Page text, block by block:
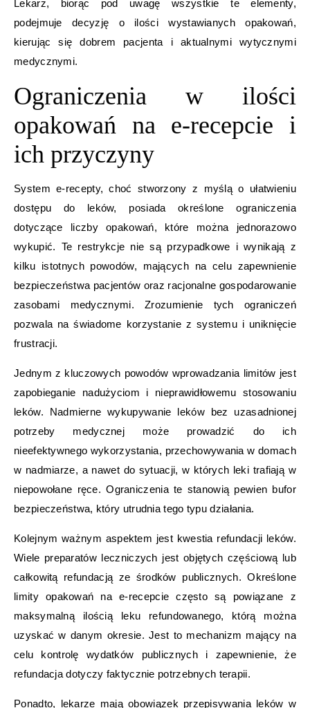
Lekarz, biorąc pod uwagę wszystkie te elementy,
podejmuje decyzję o ilości wystawianych opakowań,
kierując się dobrem pacjenta i aktualnymi wytycznymi
medycznymi.
Ograniczenia w ilości
opakowań na e-recepcie i
ich przyczyny
System e-recepty, choć stworzony z myślą o ułatwieniu
dostępu do leków, posiada określone ograniczenia
dotyczące liczby opakowań, które można jednorazowo
wykupić. Te restrykcje nie są przypadkowe i wynikają z
kilku istotnych powodów, mających na celu zapewnienie
bezpieczeństwa pacjentów oraz racjonalne gospodarowanie
zasobami medycznymi. Zrozumienie tych ograniczeń
pozwala na świadome korzystanie z systemu i uniknięcie
frustracji.
Jednym z kluczowych powodów wprowadzania limitów jest
zapobieganie nadużyciom i nieprawidłowemu stosowaniu
leków. Nadmierne wykupywanie leków bez uzasadnionej
potrzeby medycznej może prowadzić do ich
nieefektywnego wykorzystania, przechowywania w domach
w nadmiarze, a nawet do sytuacji, w których leki trafiają w
niepowołane ręce. Ograniczenia te stanowią pewien bufor
bezpieczeństwa, który utrudnia tego typu działania.
Kolejnym ważnym aspektem jest kwestia refundacji leków.
Wiele preparatów leczniczych jest objętych częściową lub
całkowitą refundacją ze środków publicznych. Określone
limity opakowań na e-recepcie często są powiązane z
maksymalną ilością leku refundowanego, którą można
uzyskać w danym okresie. Jest to mechanizm mający na
celu kontrolę wydatków publicznych i zapewnienie, że
refundacja dotyczy faktycznie potrzebnych terapii.
Ponadto, lekarze mają obowiązek przepisywania leków w